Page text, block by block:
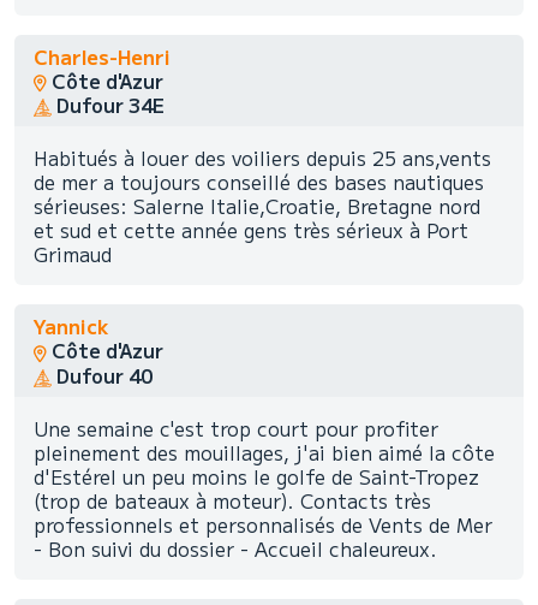
Charles-Henri
Côte d'Azur
Dufour 34E
Habitués à louer des voiliers depuis 25 ans,vents
de mer a toujours conseillé des bases nautiques
sérieuses: Salerne Italie,Croatie, Bretagne nord
et sud et cette année gens très sérieux à Port
Grimaud
Yannick
Côte d'Azur
Dufour 40
Une semaine c'est trop court pour profiter
pleinement des mouillages, j'ai bien aimé la côte
d'Estérel un peu moins le golfe de Saint-Tropez
(trop de bateaux à moteur). Contacts très
professionnels et personnalisés de Vents de Mer
- Bon suivi du dossier - Accueil chaleureux.